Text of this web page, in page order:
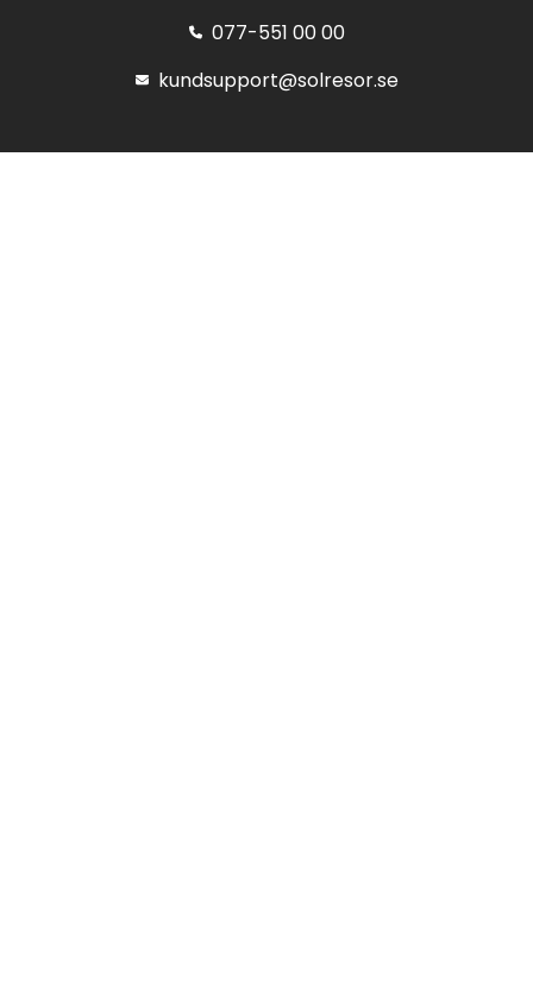
077-551 00 00
kundsupport@solresor.se